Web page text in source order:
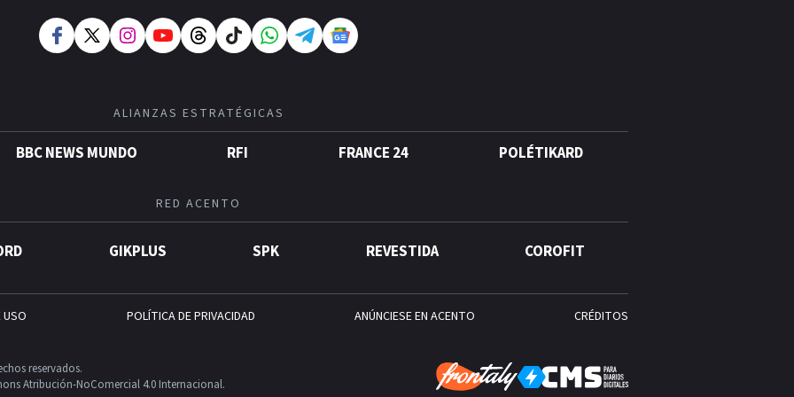
comercio moderno en
ALIANZAS ESTRATÉGICAS
BBC NEWS MUNDO RFI FRANCE 24 POLÉTIKARD
RED ACENTO
GIKPLUS SPK REVESTIDA COROFIT
USO POLÍTICA DE PRIVACIDAD ANÚNCIESE EN ACENTO CRÉDITOS
reservados.
Atribución-NoComercial 4.0 Internacional.